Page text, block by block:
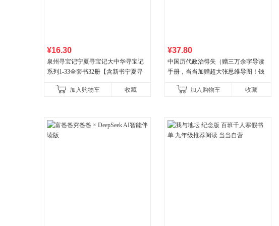
¥16.30
泉州寻宝记宁夏寻宝记大中华寻宝记
系列1-33全套书32册【含新书宁夏寻
广东福建河北黑
加入购物车 收藏
¥37.80
中国历代政治得失（赠三万余字导读
手册，当当加赠超大张思维导图！钱
书社最新修订！中学生
加入购物车 收藏